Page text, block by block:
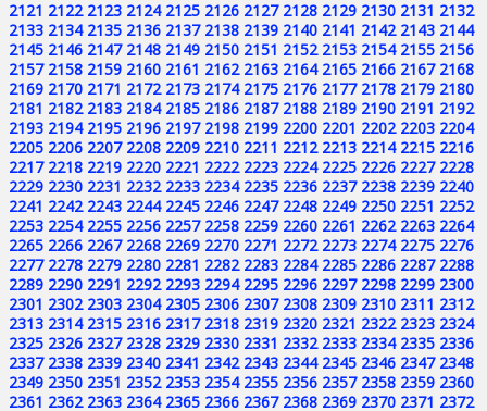
2121 2122 2123 2124 2125 2126 2127 2128 2129 2130 2131 2132
2133 2134 2135 2136 2137 2138 2139 2140 2141 2142 2143 2144
2145 2146 2147 2148 2149 2150 2151 2152 2153 2154 2155 2156
2157 2158 2159 2160 2161 2162 2163 2164 2165 2166 2167 2168
2169 2170 2171 2172 2173 2174 2175 2176 2177 2178 2179 2180
2181 2182 2183 2184 2185 2186 2187 2188 2189 2190 2191 2192
2193 2194 2195 2196 2197 2198 2199 2200 2201 2202 2203 2204
2205 2206 2207 2208 2209 2210 2211 2212 2213 2214 2215 2216
2217 2218 2219 2220 2221 2222 2223 2224 2225 2226 2227 2228
2229 2230 2231 2232 2233 2234 2235 2236 2237 2238 2239 2240
2241 2242 2243 2244 2245 2246 2247 2248 2249 2250 2251 2252
2253 2254 2255 2256 2257 2258 2259 2260 2261 2262 2263 2264
2265 2266 2267 2268 2269 2270 2271 2272 2273 2274 2275 2276
2277 2278 2279 2280 2281 2282 2283 2284 2285 2286 2287 2288
2289 2290 2291 2292 2293 2294 2295 2296 2297 2298 2299 2300
2301 2302 2303 2304 2305 2306 2307 2308 2309 2310 2311 2312
2313 2314 2315 2316 2317 2318 2319 2320 2321 2322 2323 2324
2325 2326 2327 2328 2329 2330 2331 2332 2333 2334 2335 2336
2337 2338 2339 2340 2341 2342 2343 2344 2345 2346 2347 2348
2349 2350 2351 2352 2353 2354 2355 2356 2357 2358 2359 2360
2361 2362 2363 2364 2365 2366 2367 2368 2369 2370 2371 2372